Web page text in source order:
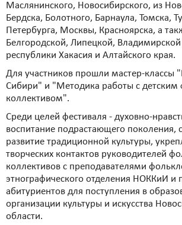
Маслянинского, Новосибирского, из
Бердска, Болотного, Барнаула, Томска,
Петербурга, Москвы, Красноярска, а
Белгородской, Липецкой, Владимирской
республики Хакасия и Алтайского края.
Для участников прошли мастер-классы
Сибири" и "Методика работы с
коллективом".
Среди целей фестиваля - духовно-
воспитание подрастающего поколения,
развитие традиционной культуры,
творческих контактов руководителей
коллективов с преподавателями
этнографического отделения НОККиИ и
абитуриентов для поступления в
организации культуры и искусства
области.